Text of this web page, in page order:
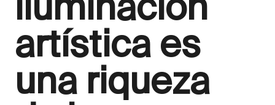
iluminación
artística es
una riqueza